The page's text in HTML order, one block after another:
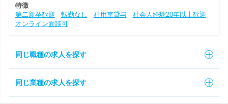
特徴
第二新卒歓迎
転勤なし 社用車貸与
社会人経験20年以上歓迎
オンライン面談可
同じ職種の求人を探す
同じ業種の求人を探す